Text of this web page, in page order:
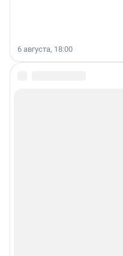
6 августа, 18:00